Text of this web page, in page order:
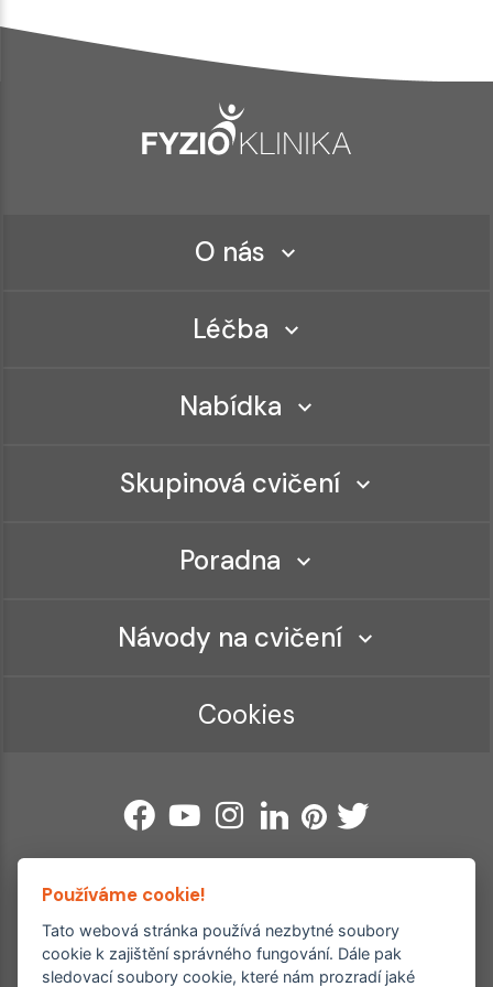
O nás
Léčba
Nabídka
Skupinová cvičení
Poradna
Návody na cvičení
Cookies
Rehabilitační ordinace
2. místo – 2017/2019
3. místo – 2018
Používáme cookie!
Tato webová stránka používá nezbytné soubory
cookie k zajištění správného fungování. Dále pak
sledovací soubory cookie, které nám prozradí jaké